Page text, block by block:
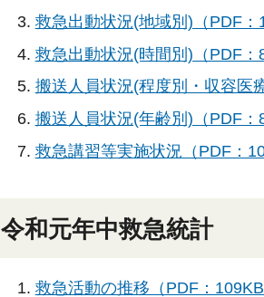
救急出動状況(地域別)（PDF：
救急出動状況(時間別)（PDF：
搬送人員状況(程度別・収容医
搬送人員状況(年齢別)（PDF：
救急講習等実施状況（PDF：
令和元年中救急統計
救急活動の推移（PDF：109KB